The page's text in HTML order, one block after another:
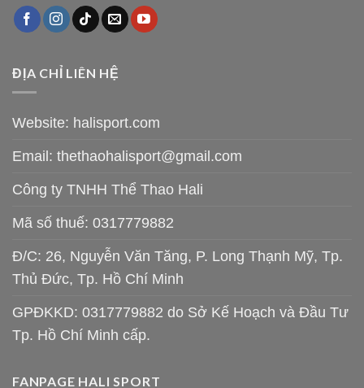
ĐỊA CHỈ LIÊN HỆ
Website: halisport.com
Email: thethaohalisport@gmail.com
Công ty TNHH Thể Thao Hali
Mã số thuế: 0317779882
Đ/C: 26, Nguyễn Văn Tăng, P. Long Thạnh Mỹ, Tp.
Thủ Đức, Tp. Hồ Chí Minh
GPĐKKD: 0317779882 do Sở Kế Hoạch và Đầu Tư
Tp. Hồ Chí Minh cấp.
FANPAGE HALI SPORT